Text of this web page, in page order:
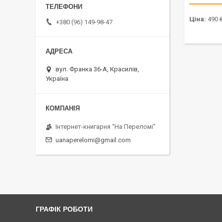
Ціна: 490
+380 (96) 149-98-47
вул. Франка 36-А, Красилів,
Україна
Інтернет-книгарня “На Переломі"
uanaperelomi@gmail.com
ГРАФІК РОБОТИ